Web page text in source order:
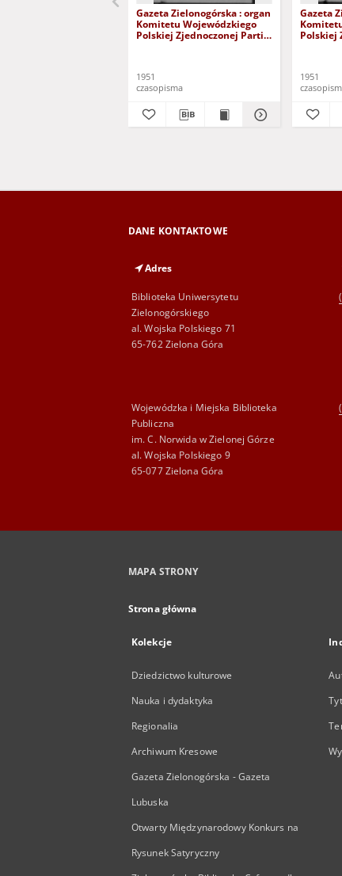
Gazeta Zielonogórska : organ
Komitetu Wojewódzkiego
Polskiej Zjednoczonej Partii
1951
czasopisma
Gazeta
Polskiej
1951
DANE KONTAKTOWE
Adres
Biblioteka Uniwersytetu
Zielonogórskiego
al. Wojska Polskiego 71
65-762 Zielona Góra
Wojewódzka i Miejska Biblioteka
Publiczna
im. C. Norwida w Zielonej Górze
al. Wojska Polskiego 9
65-077 Zielona Góra
MAPA STRONY
Strona główna
Kolekcje
Dziedzictwo kulturowe
Nauka i dydaktyka
Regionalia
Archiwum Kresowe
Gazeta Zielonogórska - Gazeta
Lubuska
Otwarty Międzynarodowy Konkurs na
Rysunek Satyryczny